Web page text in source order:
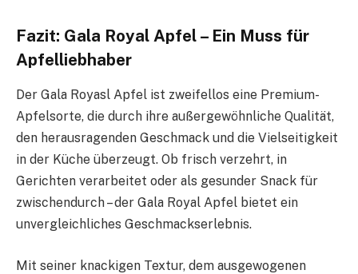
Fazit: Gala Royal Apfel – Ein Muss für
Apfelliebhaber
Der Gala Royasl Apfel ist zweifellos eine Premium-
Apfelsorte, die durch ihre außergewöhnliche Qualität,
den herausragenden Geschmack und die Vielseitigkeit
in der Küche überzeugt. Ob frisch verzehrt, in
Gerichten verarbeitet oder als gesunder Snack für
zwischendurch – der Gala Royal Apfel bietet ein
unvergleichliches Geschmackserlebnis.
Mit seiner knackigen Textur, dem ausgewogenen